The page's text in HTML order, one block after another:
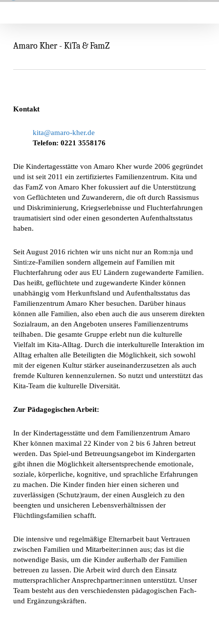
Skip
Amaro Kher - KiTa & FamZ
Kontakt
kita@amaro-kher.de
Telefon: 0221 3558176
Die Kindertagesstätte von Amaro Kher wurde 2006 gegründet
und ist seit 2011 ein zertifiziertes Familienzentrum. Kita und
das FamZ von Amaro Kher fokussiert auf die Unterstützung
von Geflüchteten und Zuwanderern, die oft durch Rassismus
und Diskriminierung, Kriegserlebnisse und Fluchterfahrungen
traumatisiert sind oder einen gesonderten Aufenthaltsstatus
haben.
Seit August 2016 richten wir uns nicht nur an Rom:nja und
Sinti:ze-Familien sondern allgemein auf Familien mit
Fluchterfahrung oder aus EU Ländern zugewanderte Familien.
Das heißt, geflüchtete und zugewanderte Kinder können
unabhängig vom Herkunftsland und Aufenthaltsstatus das
Familienzentrum Amaro Kher besuchen. Darüber hinaus
können alle Familien, also eben auch die aus unserem direkten
Sozialraum, an den Angeboten unseres Familienzentrums
teilhaben. Die gesamte Gruppe erlebt nun die kulturelle
Vielfalt im Kita-Alltag. Durch die interkulturelle Interaktion im
Alltag erhalten alle Beteiligten die Möglichkeit, sich sowohl
mit der eigenen Kultur stärker auseinanderzusetzen als auch
fremde Kulturen kennenzulernen. So nutzt und unterstützt das
Kita-Team die kulturelle Diversität.
Zur Pädagogischen Arbeit:
In der Kindertagesstätte und dem Familienzentrum Amaro
Kher können maximal 22 Kinder von 2 bis 6 Jahren betreut
werden. Das Spiel-und Betreuungsangebot im Kindergarten
gibt ihnen die Möglichkeit altersentspre­chende emotionale,
soziale, körperliche, kognitive, und sprachliche Erfahrungen
zu machen. Die Kinder finden hier einen sicheren und
zuverlässigen (Schutz)raum, der einen Ausgleich zu den
beengten und unsicheren Lebensverhältnissen der
Flüchtlingsfamilien schafft.
Die intensive und regelmäßige Elternarbeit baut Vertrauen
zwischen Familien und Mitarbei­ter:innen aus; das ist die
notwendige Basis, um die Kinder außerhalb der Familien
betreuen zu lassen. Die Arbeit wird durch den Einsatz
muttersprachlicher Ansprechpartner:innen un­terstützt. Unser
Team besteht aus den verschiedensten pädagogischen Fach-
und Ergän­zungskräften.
Menu